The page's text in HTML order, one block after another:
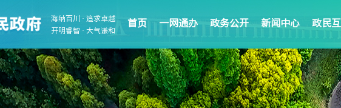
海纳百川 · 追求卓越
开明睿智 · 大气谦和
首页 一网通办 政务公开 新闻中心 政民